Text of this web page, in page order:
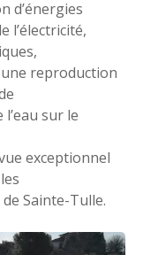
d’énergies
l’électricité,
reproduction
sur le
exceptionnel
Sainte-Tulle.